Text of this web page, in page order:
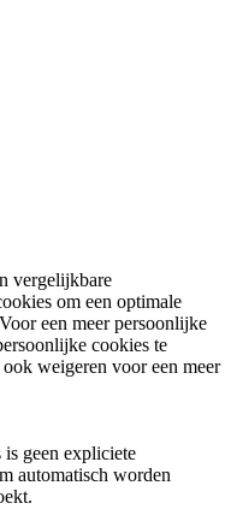
vergelijkbare
om een optimale
een meer persoonlijke
cookies te
ook weigeren voor een meer
geen expliciete
automatisch worden